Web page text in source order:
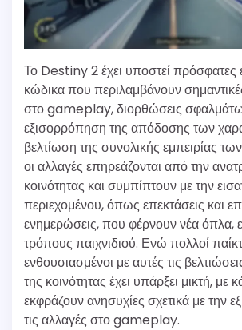
Το Destiny 2 έχει υποστεί πρόσφατες
κώδικα που περιλαμβάνουν
στο gameplay, διορθώσεις
εξισορρόπηση της απόδοσης των
βελτίωση της συνολικής εμπειρίας
οι αλλαγές επηρεάζονται από την
κοινότητας και συμπίπτουν με την
περιεχομένου, όπως επεκτάσεις και
ενημερώσεις, που φέρνουν νέα όπλα,
τρόπους παιχνιδιού. Ενώ πολλοί
ενθουσιασμένοι με αυτές τις
της κοινότητας έχει υπάρξει μικτή, με
εκφράζουν ανησυχίες σχετικά με την
τις αλλαγές στο gameplay.